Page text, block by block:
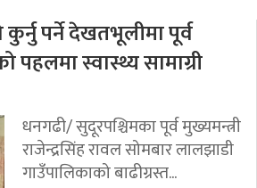
पर्ने देखतभूलीमा पूर्व
पहलमा स्वास्थ्य सामाग्री
धनगढी/ सुदूरपश्चिमका पूर्व मुख्यमन्त्री
राजेन्द्रसिंह रावल सोमबार लालझाडी
गाउँपालिकाको बाढीग्रस्त...